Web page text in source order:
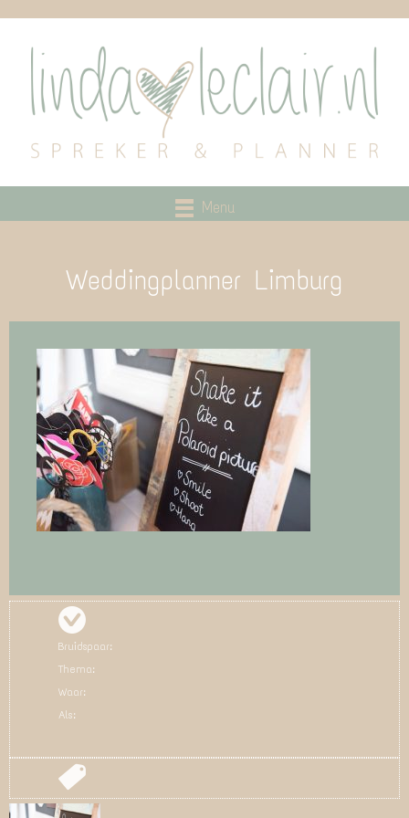
Menu
Weddingplanner Limburg
Bruidspaar:
Thema:
Waar:
Als: